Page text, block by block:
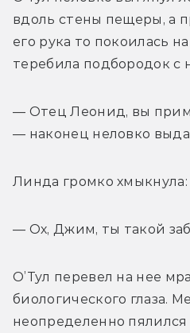
вдоль стены пещеры, а
его рука то покоилась
теребила подбородок с
— Отец Леонид, вы
— наконец неловко
Линда громко хмыкнула:
— Ох, Джим, ты такой
О’Тул перевел на нее
биологического глаза.
неопределенно пялился